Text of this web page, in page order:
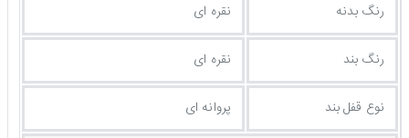
رنگ بدنه نقره ای
رنگ بند نقره ای
نوع قفل بند پروانه ای